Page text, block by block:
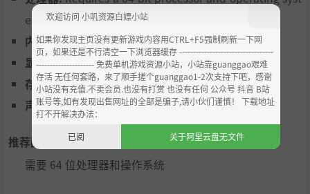
em
内存:1 GB RAM
显卡:512 MB display memory
存储空间:需要 600 MB 可用空间
声卡:DirectSound-compatible sound card
推荐配置:
需要 64 位处理器和操作系统
欢迎访问 小叽资源白嫖小站
如果你发现主页没有更新游戏内容用CTRL+F5强制刷新一下网
页，如果还是不行清空一下浏览器缓存 ----------------------------------
--------------------- 免费单机游戏资源小站，小站靠guanggao艰难
存活 无任何套路，来了顺手搓个guanggao1-2次支持下吧，感谢
小站没有充值.不卖会员.也没有打赏 也没有任何 公众号 抖音 B站
账号等,如有发现出售网址的全部是骗子,请小伙们谨慎！ 下载地址
打不开解决办法：
已阅
关于阿里云盘无文件